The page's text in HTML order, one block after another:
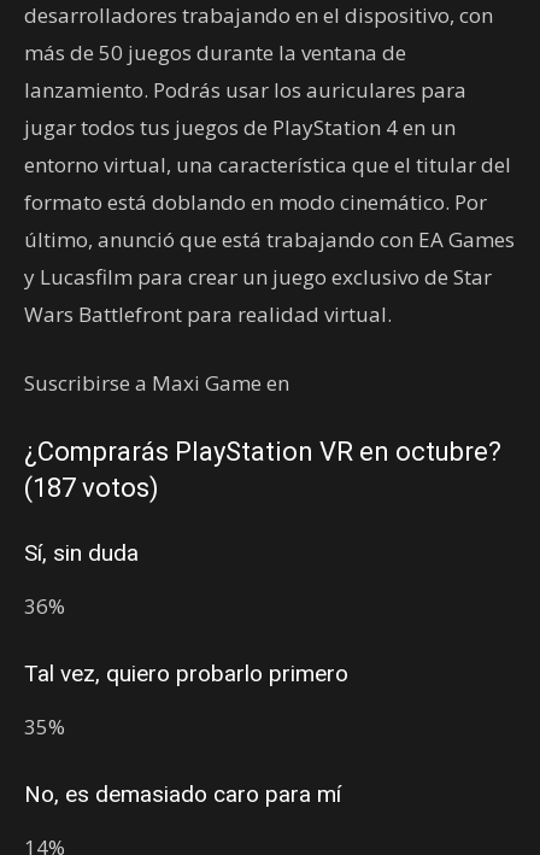
desarrolladores trabajando en el dispositivo, con
más de 50 juegos durante la ventana de
lanzamiento. Podrás usar los auriculares para
jugar todos tus juegos de PlayStation 4 en un
entorno virtual, una característica que el titular del
formato está doblando en modo cinemático. Por
último, anunció que está trabajando con EA Games
y Lucasfilm para crear un juego exclusivo de Star
Wars Battlefront para realidad virtual.
Suscribirse a Maxi Game en
¿Comprarás PlayStation VR en octubre?
(187 votos)
Sí, sin duda
36%
Tal vez, quiero probarlo primero
35%
No, es demasiado caro para mí
14%